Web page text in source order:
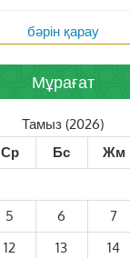
бәрін қарау
Мұрағат
Тамыз (2026)
Ср Бс Жм
5 6 7
12 13 14